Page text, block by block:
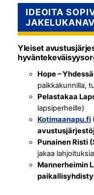
IDEOITA
Yleiset
Hope –
paikkakunnilla,
Pelastakaa
lapsiperheille)
Kotimaanapu.fi
Punainen Risti
jakaa
Mannerheimin